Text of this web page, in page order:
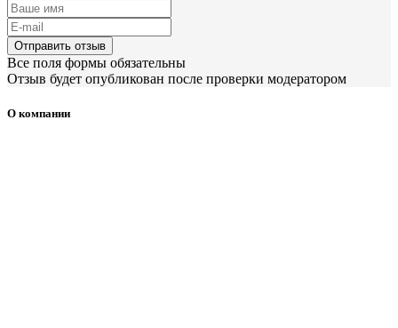
Отправить отзыв
Все поля формы обязательны
Отзыв будет опубликован после проверки модератором
О компании